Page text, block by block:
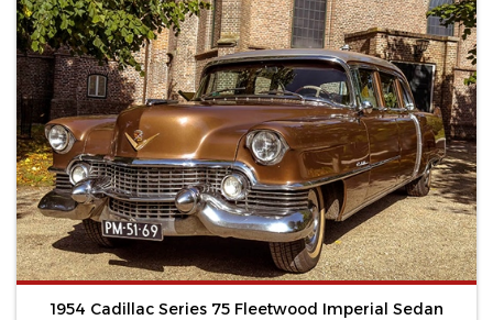
1954 Cadillac Series 75 Fleetwood Imperial Sedan